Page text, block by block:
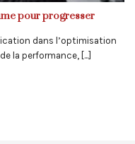
pour progresser
dans l’optimisation
la performance, [...]